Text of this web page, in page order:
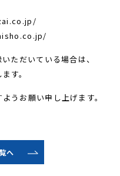
ただいている場合は、
す。
うお願い申し上げます。
へ